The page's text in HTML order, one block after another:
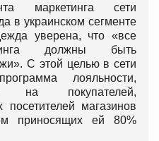
маркетинга сети
в украинском сегменте
уверена, что «все
должны быть
С этой целью в сети
лояльности,
на покупателей,
магазинов
приносящих ей 80%